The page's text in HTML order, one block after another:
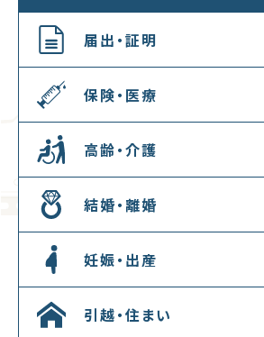
届出・証明
保険・医療
高齢・介護
結婚・離婚
妊娠・出産
引越・住まい